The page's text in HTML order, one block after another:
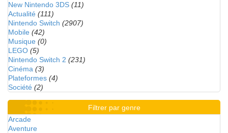
New Nintendo 3DS (11)
Actualité (111)
Nintendo Switch (2907)
Mobile (42)
Musique (0)
LEGO (5)
Nintendo Switch 2 (231)
Cinéma (3)
Plateformes (4)
Société (2)
Filtrer par genre
Arcade
Aventure